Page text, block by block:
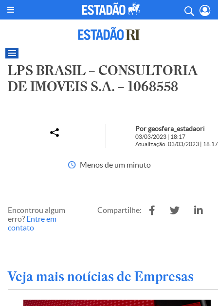
LPS BRASIL – CONSULTORIA
DE IMOVEIS S.A. – 1068558
Por geosfera_estadaori
03/03/2023 | 18:17
Atualização: 03/03/2023 | 18:17
Menos de um minuto
Encontrou algum
erro? Entre em
contato
Compartilhe:
Veja mais notícias de Empresas